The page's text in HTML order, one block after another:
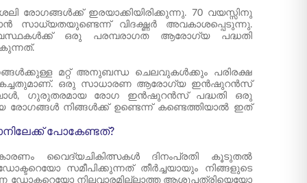
രോഗങ്ങൾക്ക് ഇരയാക്കിയിരിക്കുന്നു. 70 വയസ്സിനു
സാധ്യതയുണ്ടെന്ന് വിദഗ്ദ്ധർ അവകാശപ്പെടുന്നു.
ഒരു പരമ്പരാഗത ആരോഗ്യ പദ്ധതി
മറ്റ് അനുബന്ധ ചെലവുകൾക്കും പരിരക്ഷ
ഒരു സാധാരണ ആരോഗ്യ ഇൻഷുറൻസ്
ഗുരുതരമായ രോഗ ഇൻഷുറൻസ് പദ്ധതി ഒരു
നിങ്ങൾക്ക് ഉണ്ടെന്ന് കണ്ടെത്തിയാൽ ഇത്
പോകേണ്ടത്?
വൈദ്യചികിത്സകൾ ദിനംപ്രതി കൂടുതൽ
സമീപിക്കുന്നത് തീർച്ചയായും നിങ്ങളുടെ
ഡോക്ടറെയോ നിലവാരമില്ലാത്ത ആശുപത്രിയെയോ